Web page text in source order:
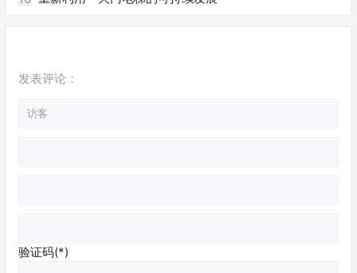
发表评论：
验证码(*)